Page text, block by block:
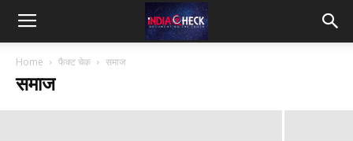
IndiaCheck
Home फैक्ट चेक समाज
समाज
FACT CHECK:क्या पंजाबी सिंगर दिलजीत दोसांझ ने
कोचेला में कंसर्ट के दौरान भारतीय झंडे का अपमान
किया?
Meenu Chaturvedi